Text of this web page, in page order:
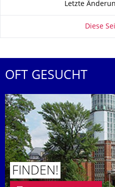
Letzte
Diese
OFT GESUCHT
FINDEN!